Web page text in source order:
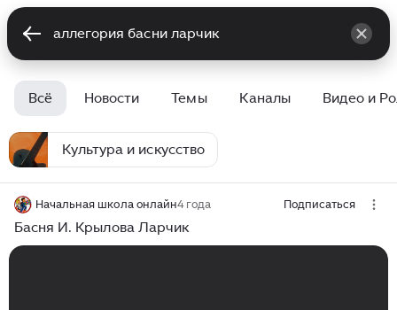
Всё Новости Темы Каналы Видео и
Культура и искусство
Начальная школа онлайн4 года Подписаться
Басня И. Крылова Ларчик